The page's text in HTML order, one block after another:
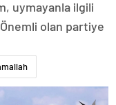
uymayanla ilgili
olan partiye